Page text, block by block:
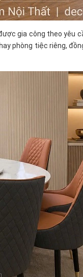
gia công theo yêu
phòng tiệc riêng,